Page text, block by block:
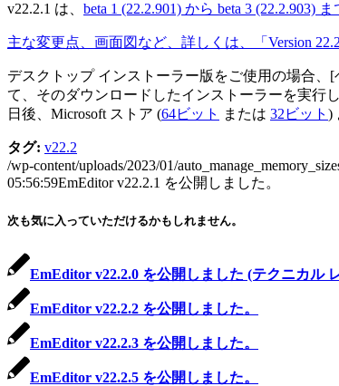
v22.2.1 は、 beta 1 (22.2.901) から beta 3 (22.2.903)
主な変更点、画面図など、詳しくは、「Version
デスクトップ インストーラー版をご使用の場合、
て、そのダウンロードしたインストーラーを実行
日後、Microsoft ストア (64ビット または 32ビット )
タグ: v22.2
/wp-content/uploads/2023/01/
05:56:59EmEditor v22.2.1 を公開しました。
次も気に入っていただけるかもしれません。
EmEditor v22.2.0 を公開しました (テクニカル
EmEditor v22.2.2 を公開しました。
EmEditor v22.2.3 を公開しました。
EmEditor v22.2.5 を公開しました。